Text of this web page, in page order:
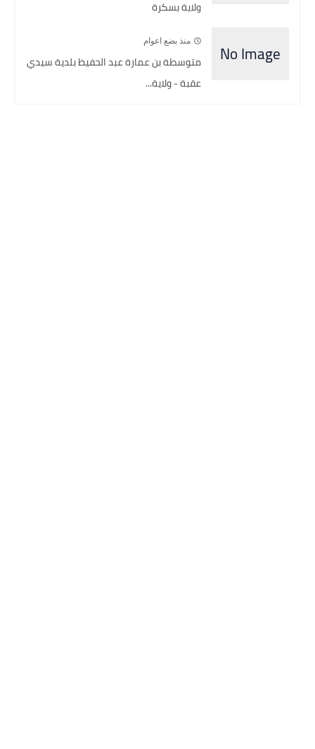
ولاية بسكرة
منذ بضع اعوام
متوسطة بن عمارة عبد الحفيظ بلدية سيدي
عقبة - ولاية...